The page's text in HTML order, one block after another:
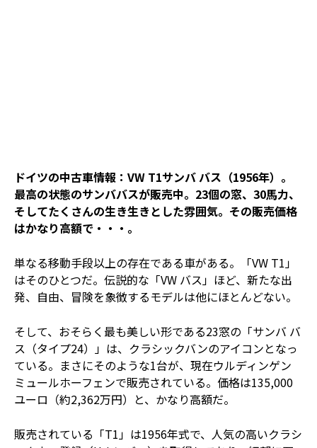
ドイツの中古車情報：VW T1サンバ バス（1956年）。
最高の状態のサンババスが販売中。23個の窓、30馬力、
そしてたくさんの生き生きとした雰囲気。その販売価格
はかなり高額で・・・。
単なる移動手段以上の存在である車がある。「VW T1」
はそのひとつだ。伝説的な「VW バス」ほど、新たな出
発、自由、冒険を象徴するモデルは他にほとんどない。
そして、おそらく最も美しい形である23窓の「サンバ バ
ス（タイプ24）」は、クラシックバンのアイコンとなっ
ている。まさにそのような1台が、現在ウルディンゲン
ミュールホーフェンで販売されている。価格は135,000
ユーロ（約2,362万円）と、かなり高額だ。
販売されている「T1」は1956年式で、人気の高いクラシ